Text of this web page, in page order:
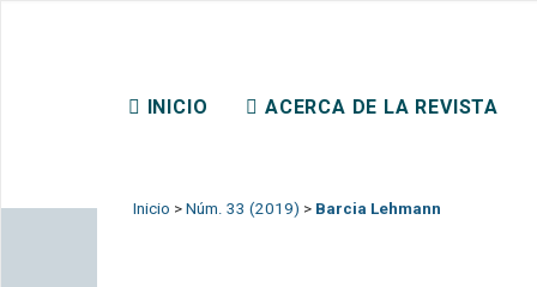
INICIO ACERCA DE LA REVISTA
Inicio > Núm. 33 (2019) > Barcia Lehmann